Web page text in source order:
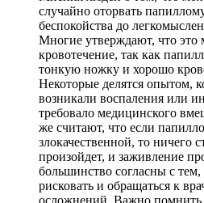
случайно оторвать
беспокойства до
Многие утверждают, что это
кровотечение, так как
тонкую ножку и хорошо
Некоторые делятся опытом,
возникали воспаления или
требовало медицинского
же считают, что если
злокачественной, то ничего
произойдет, и заживление
большинство согласны с
рисковать и обращаться к